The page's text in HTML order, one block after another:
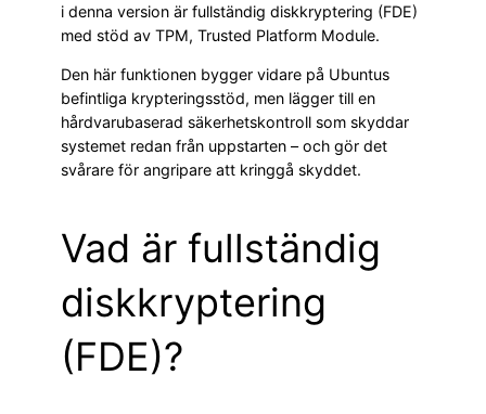
i denna version är fullständig diskkryptering (FDE)
med stöd av TPM, Trusted Platform Module.
Den här funktionen bygger vidare på Ubuntus
befintliga krypteringsstöd, men lägger till en
hårdvarubaserad säkerhetskontroll som skyddar
systemet redan från uppstarten – och gör det
svårare för angripare att kringgå skyddet.
Vad är fullständig
diskkryptering
(FDE)?